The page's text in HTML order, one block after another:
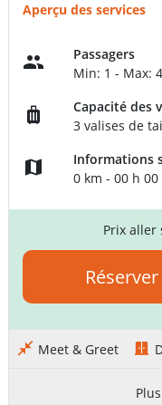
Aperçu des services
Passagers
Min: 1 - Max: 4
Capacité des
3 valises de
Informations
0 km - 00 h 00
Prix aller
Réserver
Meet & Greet